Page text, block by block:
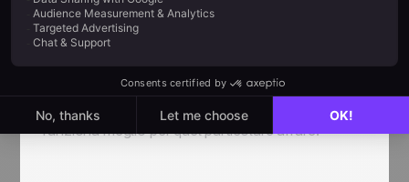
I CRM ti aiutano a registrare ogni interazione, sia
che si tratti di un'e-mail, di una telefonata o di un
incontro di persona. In questo modo si ha una
visibilità immediata del percorso di ogni cliente e si
possono concentrare gli sforzi su ciò che
funziona meglio per quel particolare affare.